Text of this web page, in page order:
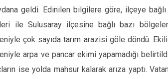
geldi. Edinilen bilgilere göre, ilçeye
ile Sulusaray ilçesine bağlı bazı
çok sayıda tarım arazisi göle döndü.
arpa ve pancar ekimi yapamadığı
ise yolda mahsur kalarak arıza yaptı.